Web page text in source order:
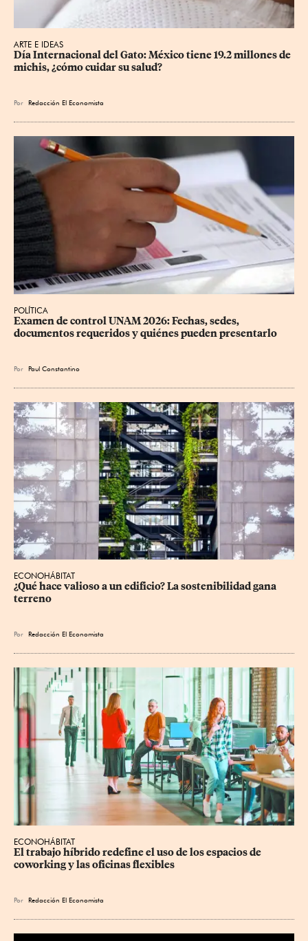
ARTE E IDEAS
Día Internacional del Gato: México tiene 19.2 millones de
michis, ¿cómo cuidar su salud?
Por Redacción El Economista
POLÍTICA
Examen de control UNAM 2026: Fechas, sedes,
documentos requeridos y quiénes pueden presentarlo
Por Paul Constantino
ECONOHÁBITAT
¿Qué hace valioso a un edificio? La sostenibilidad gana
terreno
Por Redacción El Economista
ECONOHÁBITAT
El trabajo híbrido redefine el uso de los espacios de
coworking y las oficinas flexibles
Por Redacción El Economista